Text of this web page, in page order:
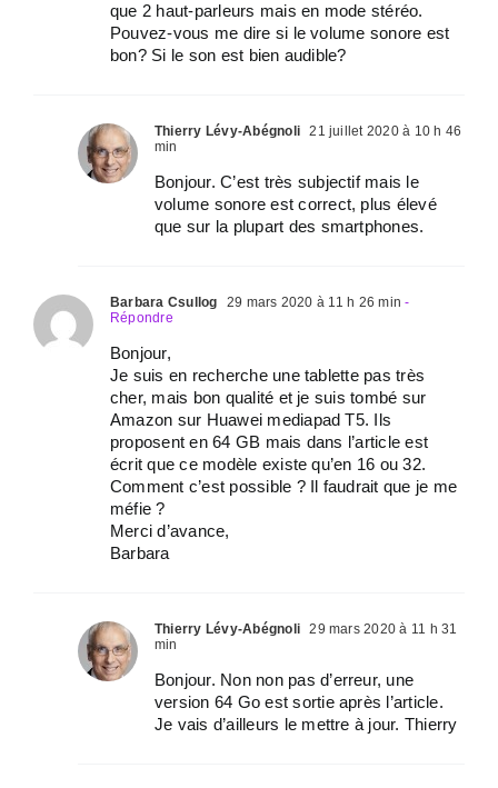
que 2 haut-parleurs mais en mode stéréo.
Pouvez-vous me dire si le volume sonore est
bon? Si le son est bien audible?
Thierry Lévy-Abégnoli 21 juillet 2020 à 10 h 46
min
Bonjour. C’est très subjectif mais le
volume sonore est correct, plus élevé
que sur la plupart des smartphones.
Barbara Csullog 29 mars 2020 à 11 h 26 min -
Répondre
Bonjour,
Je suis en recherche une tablette pas très
cher, mais bon qualité et je suis tombé sur
Amazon sur Huawei mediapad T5. Ils
proposent en 64 GB mais dans l’article est
écrit que ce modèle existe qu’en 16 ou 32.
Comment c’est possible ? Il faudrait que je me
méfie ?
Merci d’avance,
Barbara
Thierry Lévy-Abégnoli 29 mars 2020 à 11 h 31
min
Bonjour. Non non pas d’erreur, une
version 64 Go est sortie après l’article.
Je vais d’ailleurs le mettre à jour. Thierry